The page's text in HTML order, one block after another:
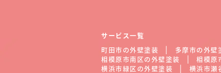
サービス一覧
町田市の外壁塗装
多摩市の外壁
相模原市南区の外壁塗装
相模原
横浜市緑区の外壁塗装
横浜市瀬